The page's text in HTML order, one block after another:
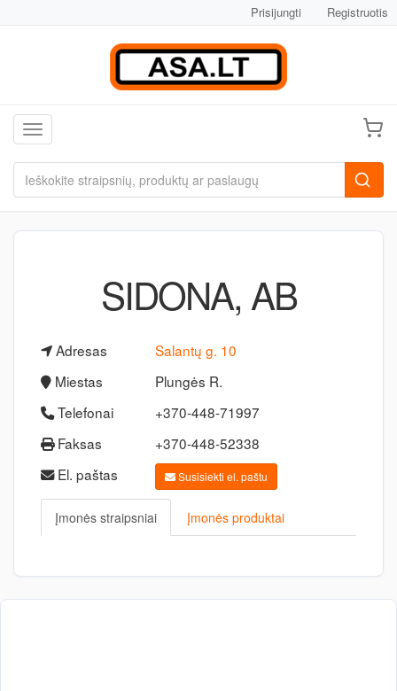
Prisijungti Registruotis
Toggle navigation
SIDONA, AB
Adresas
Salantų g. 10
Miestas
Plungės R.
Telefonai
+370-448-71997
Faksas
+370-448-52338
El. paštas
Susisiekti el. paštu
Įmonės straipsniai Įmonės produktai